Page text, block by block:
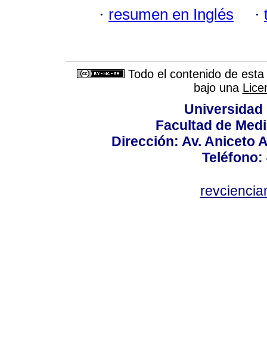
· resumen en Inglés ·
Todo el contenido de
bajo una
Universidad
Facultad de
Dirección: Av. Aniceto
Teléfono: